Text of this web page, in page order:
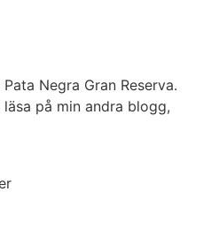
Negra Gran Reserva.
på min andra blogg,